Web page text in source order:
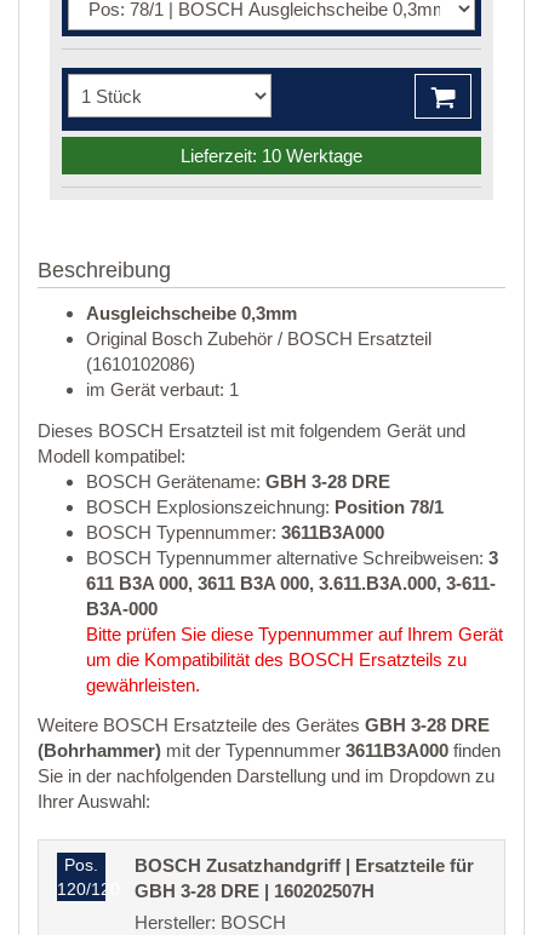
Lieferzeit: 10 Werktage
Beschreibung
Ausgleichscheibe 0,3mm
Original Bosch Zubehör / BOSCH Ersatzteil
(1610102086)
im Gerät verbaut: 1
Dieses BOSCH Ersatzteil ist mit folgendem Gerät und
Modell kompatibel:
BOSCH Gerätename: GBH 3-28 DRE
BOSCH Explosionszeichnung: Position 78/1
BOSCH Typennummer: 3611B3A000
BOSCH Typennummer alternative Schreibweisen: 3
611 B3A 000, 3611 B3A 000, 3.611.B3A.000, 3-611-
B3A-000
Bitte prüfen Sie diese Typennummer auf Ihrem Gerät
um die Kompatibilität des BOSCH Ersatzteils zu
gewährleisten.
Weitere BOSCH Ersatzteile des Gerätes GBH 3-28 DRE
(Bohrhammer) mit der Typennummer 3611B3A000 finden
Sie in der nachfolgenden Darstellung und im Dropdown zu
Ihrer Auswahl:
Pos.
120/120
BOSCH Zusatzhandgriff | Ersatzteile für
GBH 3-28 DRE | 160202507H
Hersteller: BOSCH